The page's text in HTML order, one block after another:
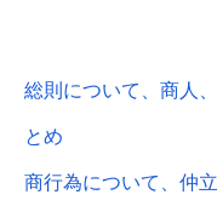
総則について、商人
とめ
商行為について、仲